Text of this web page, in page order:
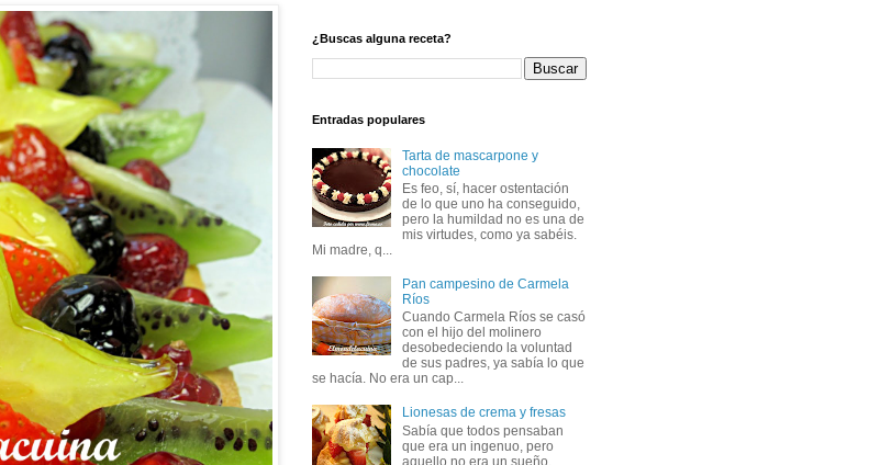
¿Buscas alguna receta?
Entradas populares
Tarta de mascarpone y
chocolate
Es feo, sí, hacer ostentación
de lo que uno ha conseguido,
pero la humildad no es una de
mis virtudes, como ya sabéis.
Mi madre, q...
Pan campesino de Carmela
Ríos
Cuando Carmela Ríos se casó
con el hijo del molinero
desobedeciendo la voluntad
de sus padres, ya sabía lo que
se hacía. No era un cap...
Lionesas de crema y fresas
Sabía que todos pensaban
que era un ingenuo, pero
aquello no era un sueño.